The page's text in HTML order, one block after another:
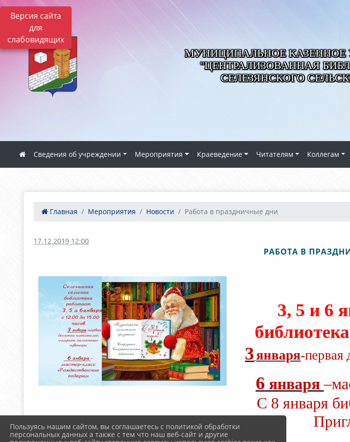
Версия сайта
для
слабовидящих
МУНИЦИПАЛЬНОЕ КАЗЕННОЕ
"ЦЕНТРАЛИЗОВАННАЯ
СЕЛЕЗЯНСКОГО
Сведения об учреждении Мероприятия Краеведение Читателям Коллегам
Главная Мероприятия Новости Работа в праздничные дни
17.12.2019 12:00
РАБОТА В
3, 5 и 6
3января-первая
6 января
С 8 января
Пользуясь нашим сайтом, вы соглашаетесь с политикой обработки
персональных данных а также с тем что наш веб-сайт и другие